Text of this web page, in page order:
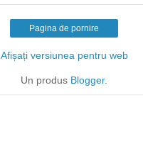
Pagina de pornire
Afișați versiunea pentru web
Un produs Blogger.